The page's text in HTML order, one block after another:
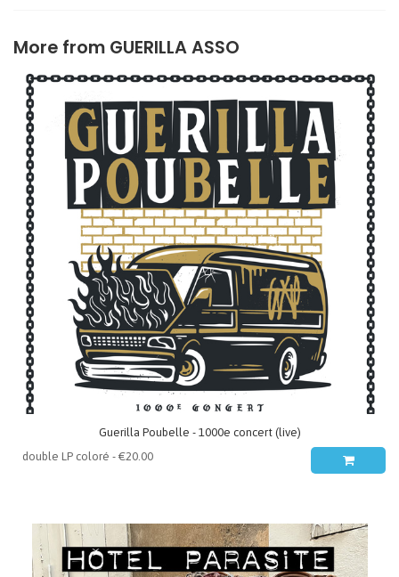
More from GUERILLA ASSO
Guerilla Poubelle - 1000e concert (live)